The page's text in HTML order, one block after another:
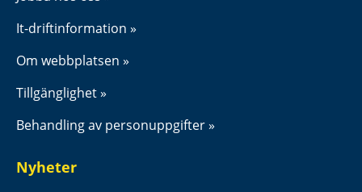
It-driftinformation
Om webbplatsen
Tillgänglighet
Behandling av personuppgifter
Nyheter